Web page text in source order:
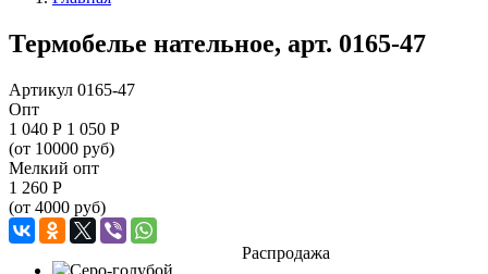
Термобелье нательное, арт. 0165-47
Артикул 0165-47
Опт
1 040 Р 1 050 Р
(от 10000 руб)
Мелкий опт
1 260 Р
(от 4000 руб)
Распродажа